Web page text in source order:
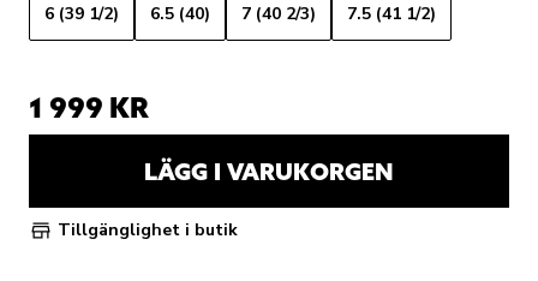
6 (39 1/2) 6.5 (40) 7 (40 2/3) 7.5 (41 1/2)
1 999 KR
LÄGG I VARUKORGEN
Tillgänglighet i butik